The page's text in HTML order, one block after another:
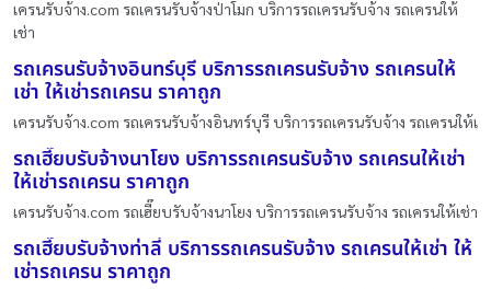
เครนรับจ้าง.com รถเครนรับจ้างป่าโมก บริการรถเครนรับจ้าง รถเครนให้
เช่า
รถเครนรับจ้างอินทร์บุรี บริการรถเครนรับจ้าง รถเครนให้
เช่า ให้เช่ารถเครน ราคาถูก
เครนรับจ้าง.com รถเครนรับจ้างอินทร์บุรี บริการรถเครนรับจ้าง รถเครนให้เ
รถเฮี๊ยบรับจ้างนาโยง บริการรถเครนรับจ้าง รถเครนให้เช่า
ให้เช่ารถเครน ราคาถูก
เครนรับจ้าง.com รถเฮี๊ยบรับจ้างนาโยง บริการรถเครนรับจ้าง รถเครนให้เช่า
รถเฮี๊ยบรับจ้างท่าลี่ บริการรถเครนรับจ้าง รถเครนให้เช่า ให้
เช่ารถเครน ราคาถูก